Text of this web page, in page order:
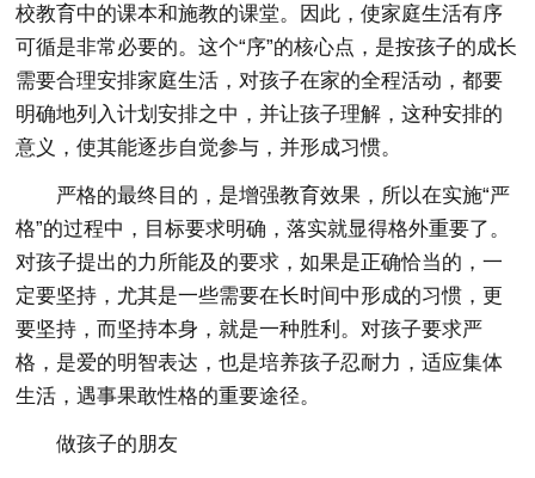
校教育中的课本和施教的课堂。因此，使家庭生活有序
可循是非常必要的。这个“序”的核心点，是按孩子的成长
需要合理安排家庭生活，对孩子在家的全程活动，都要
明确地列入计划安排之中，并让孩子理解，这种安排的
意义，使其能逐步自觉参与，并形成习惯。
严格的最终目的，是增强教育效果，所以在实施“严
格”的过程中，目标要求明确，落实就显得格外重要了。
对孩子提出的力所能及的要求，如果是正确恰当的，一
定要坚持，尤其是一些需要在长时间中形成的习惯，更
要坚持，而坚持本身，就是一种胜利。对孩子要求严
格，是爱的明智表达，也是培养孩子忍耐力，适应集体
生活，遇事果敢性格的重要途径。
做孩子的朋友